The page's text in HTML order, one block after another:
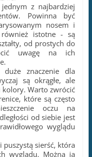
znaczenie dla
są okrągłe, ale
Warto zwrócić
które są często
oczu na
od siebie jest
wyglądu
sierść, która
wyglądu. Można ją
i krótkich linii,
Ważne jest również
szczególnie wokół
gęsta.
dla tego gatunku.